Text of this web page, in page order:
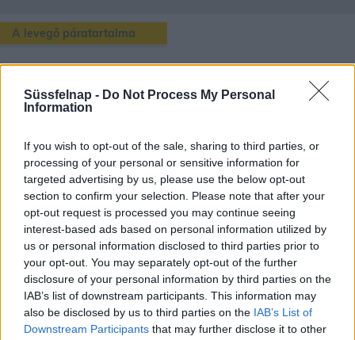
Süssfelnap - Do Not Process My Personal
Information
If you wish to opt-out of the sale, sharing to third parties, or
processing of your personal or sensitive information for
targeted advertising by us, please use the below opt-out
section to confirm your selection. Please note that after your
opt-out request is processed you may continue seeing
interest-based ads based on personal information utilized by
us or personal information disclosed to third parties prior to
your opt-out. You may separately opt-out of the further
disclosure of your personal information by third parties on the
IAB’s list of downstream participants. This information may
also be disclosed by us to third parties on the IAB’s List of
Downstream Participants that may further disclose it to other
A levegő páratartalma
Környetelepülésén lévő aktuális páratartalmat a fenti térképen és
kiíráson láthatjuk, de ezen túl még rengeteg érdekes dolog van
amit a páratartalomról tudhatunk.
formájában a levegőbe kerül. Ha jobban melegszik a víz, azzal több
vízgőz kerül a levegőbe. A melegedéssel együtt a légkör pára-
kapacitása is növekszik. A páratartalom fogalom alatt kétféle
kifejezést különböztetünk meg:
abszolút páratartalom,ami az 1m3 levegőben lévő vízpára me
nnyiségét mutatja (g/m3).
relatív, vagy viszonylagos páratartalom,ami a levegőben lév
ő vízpára arányát mutatja adott hőmérsékleten a lehetséges telí
tettséghez.
A levegő relatív páratartalmáthigrométerrel mérhetjük.